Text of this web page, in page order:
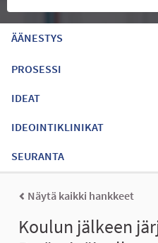
ÄÄNESTYS
PROSESSI
IDEAT
IDEOINTIKLINIKAT
SEURANTA
Näytä kaikki hankkeet
Koulun jälkeen